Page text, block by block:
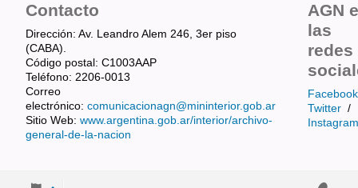
Contacto
Dirección: Av. Leandro Alem 246, 3er piso
(CABA).
Código postal: C1003AAP
Teléfono: 2206-0013
Correo
electrónico: comunicacionagn@mininterior.gob.ar
Sitio Web: www.argentina.gob.ar/interior/archivo-
general-de-la-nacion
AGN
las
redes
Facebook
Twitter /
Instagram